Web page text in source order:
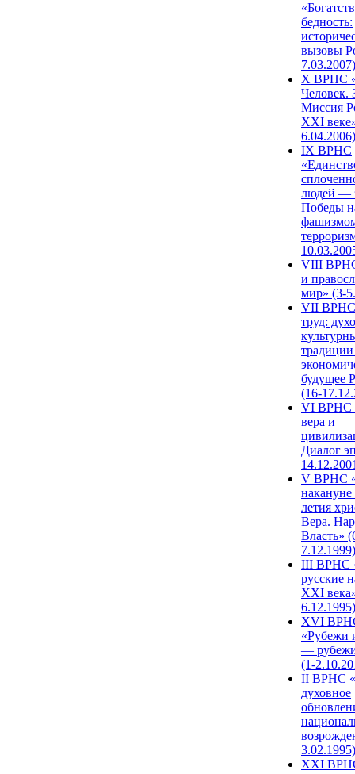
бедность:
вызовы
7.03.2007)
X ВРНС
Человек.
Миссия
XXI
6.04.2006)
IX ВРНС
людей —
Победы
VIII
и
мир» (3-
VII ВРНС
труд:
будущее
(16-
VI ВРНС
вера и
Диалог
V ВРНС
накануне
летия
Вера.
Власть»
7.12.1999)
III ВРНС
русские
XXI
6.12.1995)
XVI
«Рубежи
—
(1-
II ВРНС
духовное
3.02.1995)
XХI